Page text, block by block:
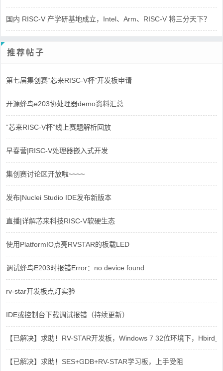
国内 RISC-V 产学研基地成立，Intel、Arm、RISC-V 将三分天下？
推荐帖子
第七届集创赛“芯来RISC-V杯”开发板申请
开源蜂鸟e203协处理器demo资料汇总
“芯来RISC-V杯”线上赛题解析回放
早春营|RISC-V处理器嵌入式开发
集创赛讨论区开放啦~~~~
发布|Nuclei Studio IDE发布新版本
直播|详解芯来科技RISC-V软硬生态
使用PlatformIO点亮RVSTAR的板载LED
调试蜂鸟E203时报错Error：no device found
rv-star开发板点灯实验
IDE或控制台下载调试报错（持续更新）
【已解决】求助！RV-STAR开发板，Windows 7 32位环境下，
【已解决】求助！SES+GDB+RV-STAR学习板，上手受阻